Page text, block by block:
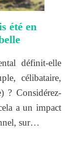
été en
définit-elle
célibataire,
? Considérez-
a un impact
sur…